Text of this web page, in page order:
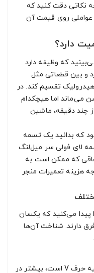
نکاتی دقت کنید که
عواملی روی قیمت آن
دارد؟
که وظیفه دارد
و بین قطعاتی مثل
تقسیم کند. در
می‌ماند اما هیچکدام
چند دقیقه، ماشین
که بدانید یک تسمه
لای فولی سر میل‌لنگ
که ممکن است به
هزینه تعمیرات منجر
پیدا می‌کنید که یکسان
دارند. شناخت آن‌ها
این محصولات که سطح مقطعشان شبیه حرف V است، بیشتر در